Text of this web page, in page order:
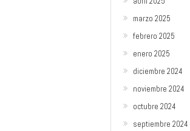
marzo 2025
febrero 2025
enero 2025
diciembre 2024
noviembre 2024
octubre 2024
septiembre 2024